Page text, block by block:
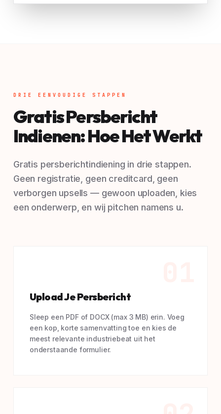
DRIE EENVOUDIGE STAPPEN
Gratis Persbericht
Indienen: Hoe Het Werkt
Gratis persberichtindiening in drie stappen.
Geen registratie, geen creditcard, geen
verborgen upsells — gewoon uploaden, kies
een onderwerp, en wij pitchen namens u.
Upload Je Persbericht
Sleep een PDF of DOCX (max 3 MB) erin. Voeg
een kop, korte samenvatting toe en kies de
meest relevante industriebeat uit het
onderstaande formulier.